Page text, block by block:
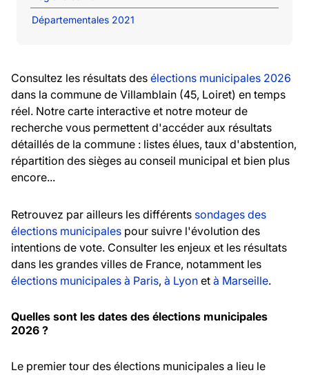
Départementales 2021
Consultez les résultats des élections municipales 2026
dans la commune de Villamblain (45, Loiret) en temps
réel. Notre carte interactive et notre moteur de
recherche vous permettent d'accéder aux résultats
détaillés de la commune : listes élues, taux d'abstention,
répartition des sièges au conseil municipal et bien plus
encore...
Retrouvez par ailleurs les différents sondages des
élections municipales pour suivre l'évolution des
intentions de vote. Consulter les enjeux et les résultats
dans les grandes villes de France, notamment les
élections municipales à Paris, à Lyon et à Marseille.
Quelles sont les dates des élections municipales
2026 ?
Le premier tour des élections municipales a lieu le